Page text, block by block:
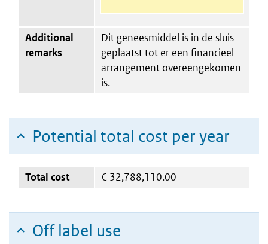
Additional
remarks
Dit geneesmiddel is in de sluis
geplaatst tot er een financieel
arrangement overeengekomen
is.
Potential total cost per year
Total cost € 32,788,110.00
Off label use